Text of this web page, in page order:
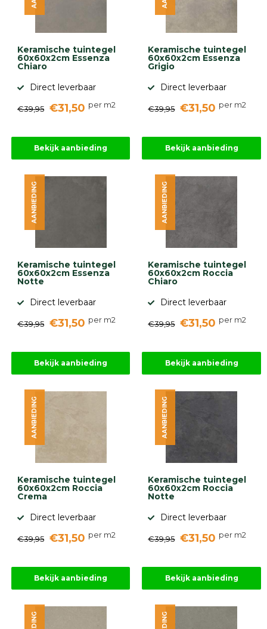
Keramische tuintegel
60x60x2cm Essenza
Chiaro
Direct leverbaar
€39,95 €31,50 per m2
Bekijk aanbieding
Keramische tuintegel
60x60x2cm Essenza
Grigio
Direct leverbaar
€39,95 €31,50 per m2
Bekijk aanbieding
Keramische tuintegel
60x60x2cm Essenza
Notte
Direct leverbaar
€39,95 €31,50 per m2
AANBIEDING
Bekijk aanbieding
Keramische tuintegel
60x60x2cm Roccia
Chiaro
Direct leverbaar
€39,95 €31,50 per m2
AANBIEDING
Bekijk aanbieding
Keramische tuintegel
60x60x2cm Roccia
Crema
Direct leverbaar
€39,95 €31,50 per m2
AANBIEDING
Bekijk aanbieding
Keramische tuintegel
60x60x2cm Roccia
Notte
Direct leverbaar
€39,95 €31,50 per m2
AANBIEDING
Bekijk aanbieding